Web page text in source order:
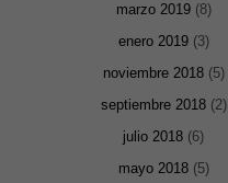
marzo 2019(8)
enero 2019(3)
noviembre 2018(5)
septiembre 2018(2)
julio 2018 (6)
mayo 2018(5)